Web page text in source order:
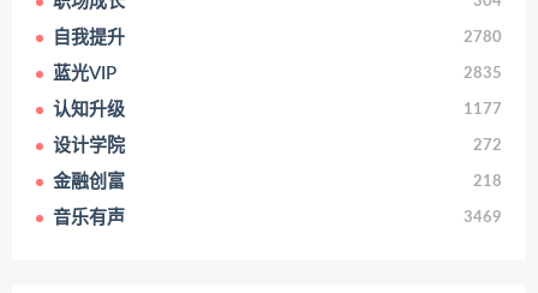
自我提升 2780
蓝光VIP 2835
认知升级 1177
设计学院 272
金融创富 218
音乐有声 3469